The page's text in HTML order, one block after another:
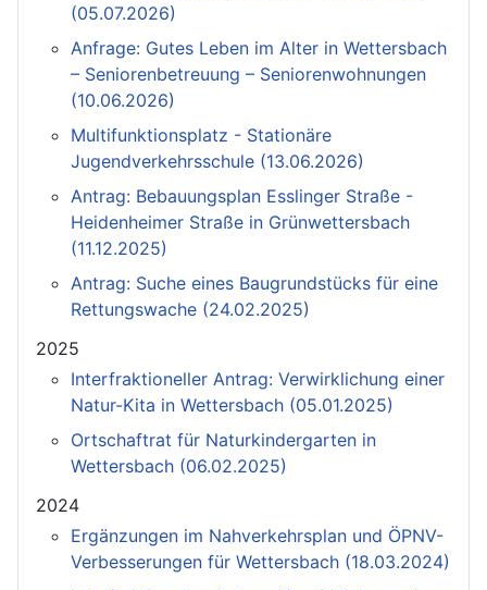
(05.07.2026)
Anfrage: Gutes Leben im Alter in Wettersbach
– Seniorenbetreuung – Seniorenwohnungen
(10.06.2026)
Multifunktionsplatz - Stationäre
Jugendverkehrsschule (13.06.2026)
Antrag: Bebauungsplan Esslinger Straße -
Heidenheimer Straße in Grünwettersbach
(11.12.2025)
Antrag: Suche eines Baugrundstücks für eine
Rettungswache (24.02.2025)
2025
Interfraktioneller Antrag: Verwirklichung einer
Natur-Kita in Wettersbach (05.01.2025)
Ortschaftrat für Naturkindergarten in
Wettersbach (06.02.2025)
2024
Ergänzungen im Nahverkehrsplan und ÖPNV-
Verbesserungen für Wettersbach (18.03.2024)